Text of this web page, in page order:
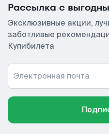
Рассылка с
Эксклюзивные акции,
заботливые
Купибилета
Электронная почта